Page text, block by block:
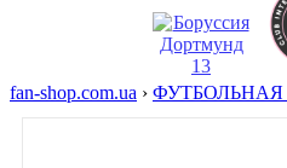
fan-shop.com.ua › ФУТБОЛЬНАЯ